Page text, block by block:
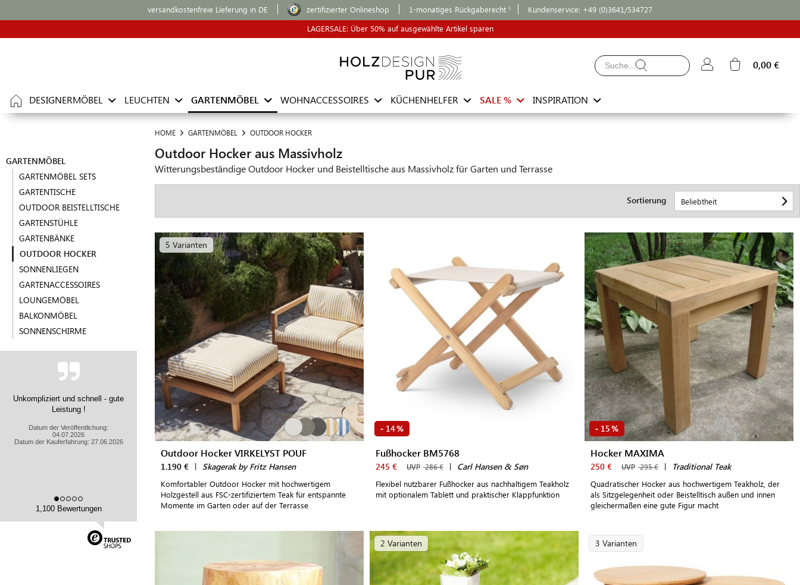
versandkostenfreie Lieferung in DE zertifizierter Onlineshop 1-monatiges Rückgaberecht Kundenservice: +49 (0)3641/534727
LAGERSALE: Über 50% auf ausgewählte Artikel sparen
0,00 €
DESIGNERMÖBEL LEUCHTEN GARTENMÖBEL WOHNACCESSOIRES KÜCHENHELFER SALE % INSPIRATION
GARTENMÖBEL
GARTENMÖBEL SETS
GARTENTISCHE
OUTDOOR BEISTELLTISCHE
GARTENSTÜHLE
GARTENBÄNKE
OUTDOOR HOCKER
SONNENLIEGEN
GARTENACCESSOIRES
LOUNGEMÖBEL
BALKONMÖBEL
SONNENSCHIRME
Schnelle Lieferung, gute
Verpackung, tolle Ware
Datum der Veröffentlichung:
25.05.2026
Datum der Kauferfahrung: 18.05.2026
1,100 Bewertungen
HOME GARTENMÖBEL OUTDOOR HOCKER
Outdoor Hocker aus Massivholz
Witterungsbeständige Outdoor Hocker und Beistelltische aus Massivholz für Garten und Terrasse
Sortierung
5 Varianten
Outdoor Hocker VIRKELYST POUF
1.190 € | Skagerak by Fritz Hansen
Komfortabler Outdoor Hocker mit hochwertigem
Holzgestell aus FSC-zertifiziertem Teak für entspannte
Momente im Garten oder auf der Terrasse
- 14%
Fußhocker BM5768
245 € UVP 286 € | Carl Hansen & Søn
Flexibel nutzbarer Fußhocker aus nachhaltigem Teakholz
mit optionalem Tablett und praktischer Klappfunktion
- 15 %
Hocker MAXIMA
250 € UVP 295 € | Traditional Teak
Quadratischer Hocker aus hochwertigem Teakholz, der
als Sitzgelegenheit oder Beistelltisch außen und innen
gleichermaßen eine gute Figur macht
2 Varianten 3 Varianten